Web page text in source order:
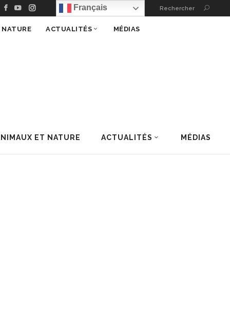
Français Rechercher
ET NATURE ACTUALITÉS MÉDIAS
ACTUALITÉS MÉDIAS